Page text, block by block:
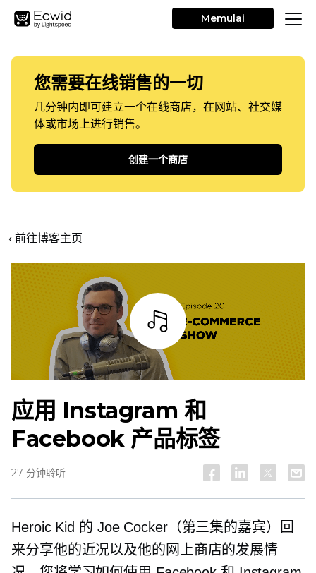
Memulai
您需要在线销售的一切
几分钟内即可建立一个在线商店，在网站、社交媒
体或市场上进行销售。
创建一个商店
‹ 前往博客主页
试听
应用 Instagram 和
Facebook 产品标签
27 分钟聆听
Heroic Kid 的 Joe Cocker（第三集的嘉宾）回
来分享他的近况以及他的网上商店的发展情